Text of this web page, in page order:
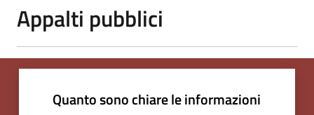
Appalti pubblici
Quanto sono chiare le informazioni